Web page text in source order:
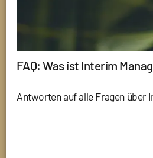
FAQ: Was ist Interim
Antworten auf alle Fragen über